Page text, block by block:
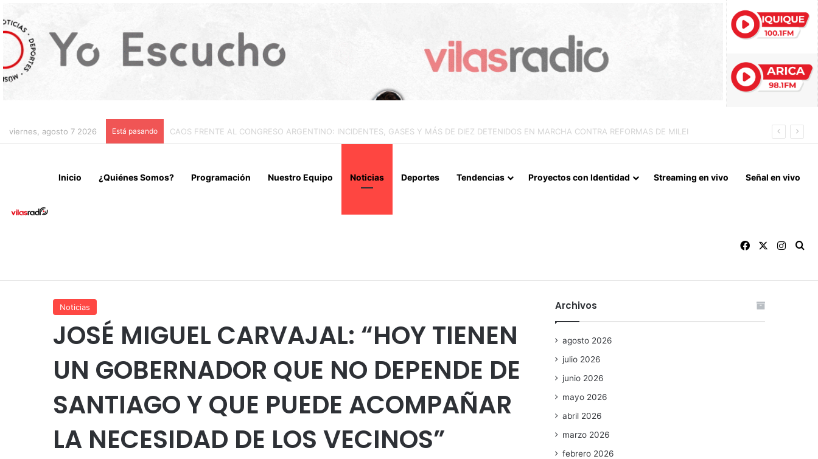
viernes, agosto 7 2026 Está pasando CHILE Y VENEZUELA OFICIALIZAN EL REINICIO DE RELACIONES CONSULARES Y AVANZAN HACIA LA NORMALIZACIÓN DE VÍNCULOS BILATERALES
Inicio ¿Quiénes Somos? Programación Nuestro Equipo Noticias Deportes Tendencias Proyectos con Identidad Streaming en vivo Señal en vivo
Facebook
Noticias
JOSÉ MIGUEL CARVAJAL: “HOY TIENEN
UN GOBERNADOR QUE NO DEPENDE DE
SANTIAGO Y QUE PUEDE ACOMPAÑAR
LA NECESIDAD DE LOS VECINOS”
Archivos
agosto 2026
julio 2026
junio 2026
mayo 2026
abril 2026
marzo 2026
febrero 2026